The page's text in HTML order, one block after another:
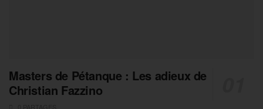
Masters de Pétanque : Les adieux de
Christian Fazzino